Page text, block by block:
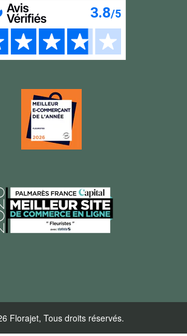
Florajet, Tous droits réservés.